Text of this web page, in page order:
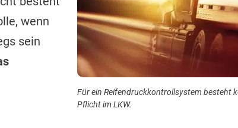
Für ein Reifendruckkontrollsystem besteht
Pflicht im LKW.
wenn
sein